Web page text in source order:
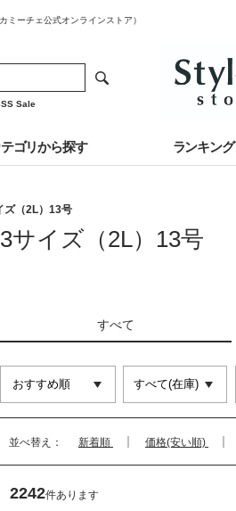
ーチェ公式オンラインストア）
Sale
ゴリから探す ランキング
ズ（2L）13号
3サイズ（2L）13号
すべて
並べ替え： 新着順 価格(安い順)
2242件あります